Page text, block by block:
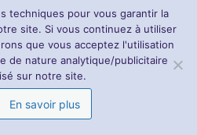
techniques pour vous garantir la
site. Si vous continuez à utiliser
que vous acceptez l'utilisation
de nature analytique/publicitaire
sur notre site.
En savoir plus